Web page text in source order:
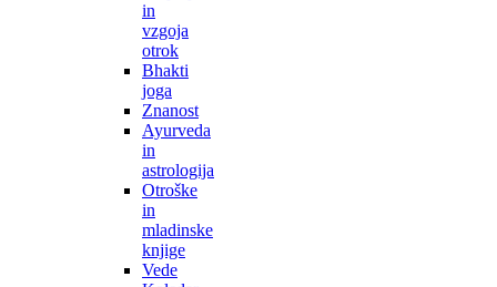
in
vzgoja
otrok
Bhakti
joga
Znanost
Ayurveda
in
astrologija
Otroške
in
mladinske
knjige
Vede